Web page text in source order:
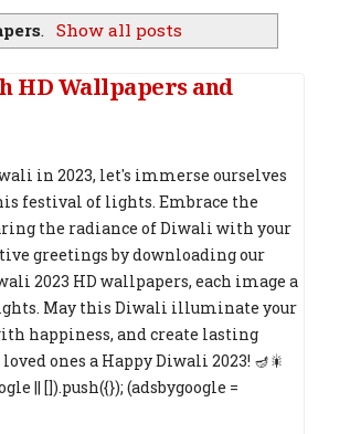
. Show all posts
HD Wallpapers and
in 2023, let's immerse ourselves
festival of lights. Embrace the
the radiance of Diwali with your
greetings by downloading our
2023 HD wallpapers, each image a
May this Diwali illuminate your
happiness, and create lasting
ones a Happy Diwali 2023! 🪔🎇
|| []).push({}); (adsbygoogle =